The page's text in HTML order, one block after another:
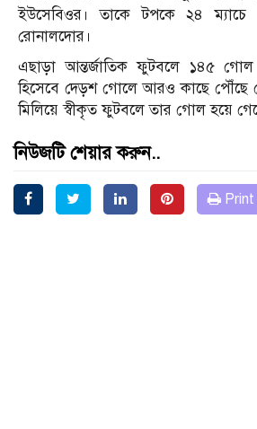
ইউসেবিওর। তাকে টপকে ২৪
রোনালদোর।
এছাড়া আন্তর্জাতিক ফুটবলে ১৪৫
হিসেবে দেড়শ গোলে আরও কাছে পৌঁছে
মিলিয়ে স্বীকৃত ফুটবলে তার গোল হয়ে
নিউজটি শেয়ার করুন..
Print